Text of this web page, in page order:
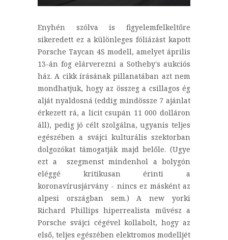
Enyhén szólva is figyelemfelkeltőre
sikeredett ez a különleges fóliázást kapott
Porsche Taycan 4S modell, amelyet április
13-án fog elárverezni a Sotheby's aukciós
ház. A cikk írásának pillanatában azt nem
mondhatjuk, hogy az összeg a csillagos ég
alját nyaldosná (eddig mindössze 7 ajánlat
érkezett rá, a licit csupán 11 000 dolláron
áll), pedig jó célt szolgálna, ugyanis teljes
egészében a svájci kulturális szektorban
dolgozókat támogatják majd belőle. (Ugye
ezt a szegmenst mindenhol a bolygón
eléggé kritikusan érinti a
koronavírusjárvány - nincs ez másként az
alpesi országban sem.) A new yorki
Richard Phillips hiperrealista művész a
Porsche svájci cégével kollabolt, hogy az
első, teljes egészében elektromos modelljét